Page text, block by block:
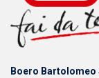
Boero Bartolomeo